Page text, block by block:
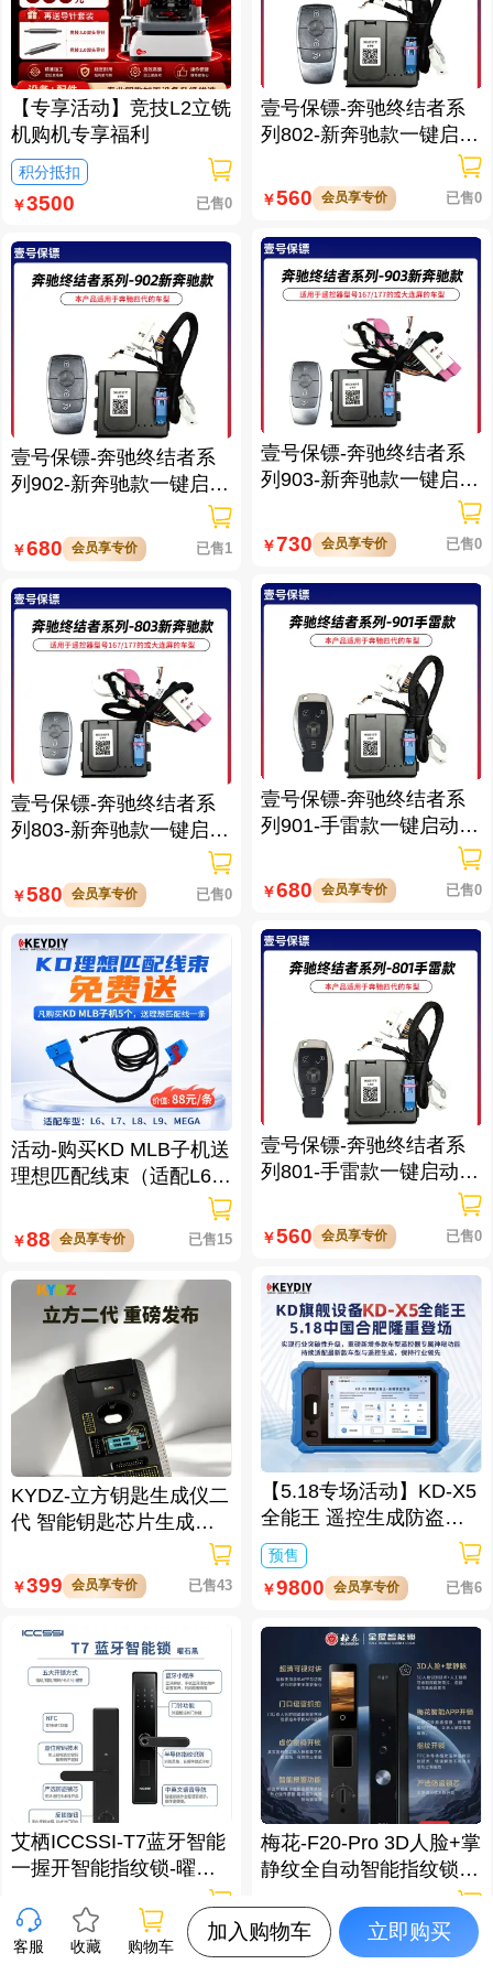
【专享活动】竞技L2立铣
机购机专享福利
积分抵扣
￥3500 已售0
壹号保镖-奔驰终结者系
列902-新奔驰款一键启动
￥680 会员享专价 已售1
壹号保镖-奔驰终结者系
列803-新奔驰款一键启动
￥580 会员享专价 已售0
活动-购买KD MLB子机送
理想匹配线束（适配L6/L
￥88 会员享专价 已售15
KYDZ-立方钥匙生成仪二
代 智能钥匙芯片生成与
数据处理仪/立方钥匙生
成仪二代
￥399 会员享专价 已售43
艾栖ICCSSI-T7蓝牙智能
一握开智能指纹锁-曜石
黑 多方式开锁 蓝牙智能
管理
129 会员享专价 已售30
壹号保镖-奔驰终结者系
列802-新奔驰款一键启动
￥560 会员享专价 已售0
壹号保镖-奔驰终结者系
列903-新奔驰款一键启动
￥730 会员享专价 已售0
壹号保镖-奔驰终结者系
列901-手雷款一键启动带
￥680 会员享专价 已售0
壹号保镖-奔驰终结者系
列801-手雷款一键启动免
￥560 会员享专价 已售0
【5.18专场活动】KD-X5
全能王 遥控生成防盗匹
配仪
预售
￥9800 会员享专价 已售6
梅花-F20-Pro 3D人脸+掌
静纹全自动智能指纹锁
逗留抓拍 高清可视对讲
￥339 会员享专价 已售12
客服 收藏 购物车
加入购物车 立即购买